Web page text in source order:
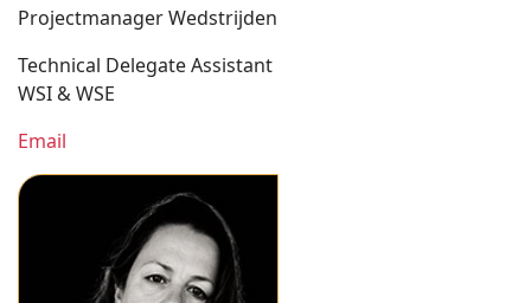
Projectmanager Wedstrijden
Technical Delegate Assistant
WSI & WSE
Email